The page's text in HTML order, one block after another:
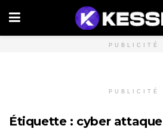
PUBLICITÉ
PUBLICITÉ
Étiquette : cyber attaque